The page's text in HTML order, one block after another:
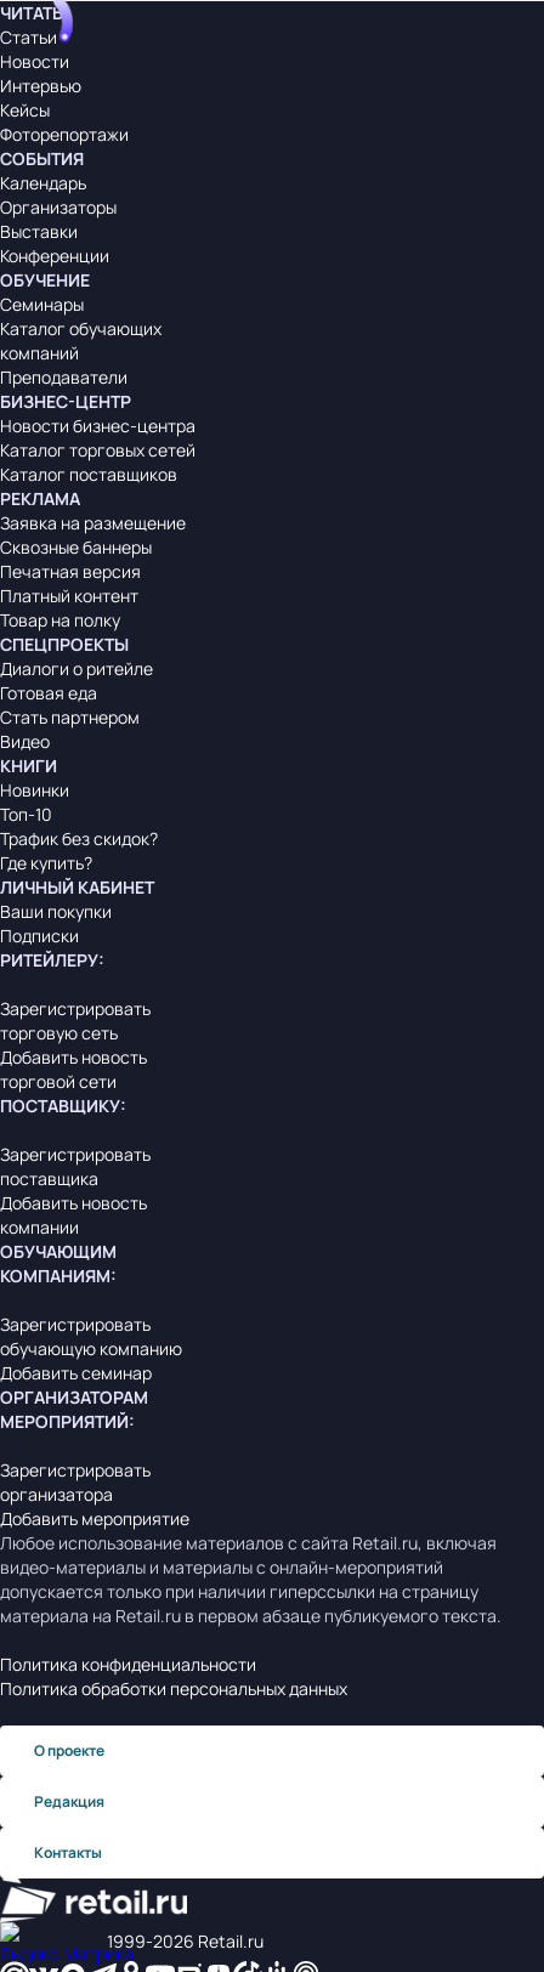
ЧИТАТЬ
Статьи
Новости
Интервью
Кейсы
Фоторепортажи
СОБЫТИЯ
Календарь
Организаторы
Выставки
Конференции
ОБУЧЕНИЕ
Семинары
Каталог обучающих
компаний
Преподаватели
БИЗНЕС-ЦЕНТР
Новости бизнес-центра
Каталог торговых сетей
Каталог поставщиков
РЕКЛАМА
Заявка на размещение
Сквозные баннеры
Печатная версия
Платный контент
Товар на полку
СПЕЦПРОЕКТЫ
Диалоги о ритейле
Готовая еда
Стать партнером
Видео
КНИГИ
Новинки
Топ-10
Трафик без скидок?
Где купить?
ЛИЧНЫЙ КАБИНЕТ
Ваши покупки
Подписки
РИТЕЙЛЕРУ:
Зарегистрировать
торговую сеть
Добавить новость
торговой сети
ПОСТАВЩИКУ:
Зарегистрировать
поставщика
Добавить новость
компании
ОБУЧАЮЩИМ
КОМПАНИЯМ:
Зарегистрировать
обучающую компанию
Добавить семинар
ОРГАНИЗАТОРАМ
МЕРОПРИЯТИЙ:
Зарегистрировать
организатора
Добавить мероприятие
Любое использование материалов с сайта Retail.ru, включая
видео-материалы и материалы с онлайн-мероприятий
допускается только при наличии гиперссылки на страницу
материала на Retail.ru в первом абзаце публикуемого текста.
Политика конфиденциальности
Политика обработки персональных данных
О проекте
Редакция
Контакты
1999‑2026 Retail.ru